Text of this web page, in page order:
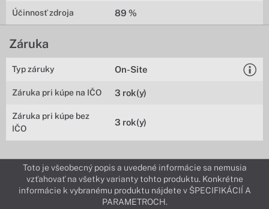
Účinnosť zdroja 89 %
Záruka
Typ záruky On-Site
Záruka pri kúpe na IČO 3 rok(y)
Záruka pri kúpe bez
IČO
3 rok(y)
Toto je všeobecný popis a uvedené informácie sa nemusia
vzťahovať na všetky varianty tohto produktu. Konkrétne
informácie k vybranému produktu nájdete v ŠPECIFIKÁCIÍ A
PARAMETROCH.